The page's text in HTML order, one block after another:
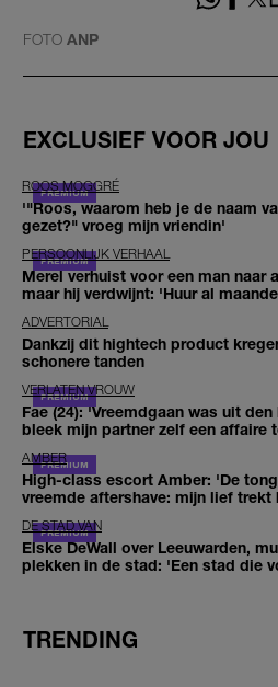
FOTO ANP
EXCLUSIEF VOOR JOU
ROOS MOGGRÉ
'"Roos, waarom heb je de naam
gezet?" vroeg mijn vriendin'
PERSOONLIJK VERHAAL
Merel verhuist voor een man naar
maar hij verdwijnt: 'Huur al
ADVERTORIAL
Dankzij dit hightech product
schonere tanden
VERLATEN VROUW
Fae (24): 'Vreemdgaan was uit
bleek mijn partner zelf een affaire
AMBER
High-class escort Amber: 'De
vreemde aftershave: mijn lief trekt
DE STAD VAN
Elske DeWall over Leeuwarden,
plekken in de stad: 'Een stad die
TRENDING